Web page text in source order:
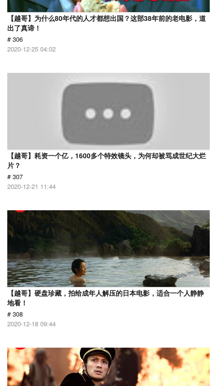
【越哥】为什么80年代的人才都想出国？这部38年前的老电影，道
出了真谛！
# 306
2020-12-25 04:02
【越哥】耗资一个亿，1600多个特效镜头，为何却被骂成世纪大烂
片？
# 307
2020-12-21 11:44
【越哥】硬盘珍藏，拍给成年人解压的日本电影，适合一个人静静
地看！
# 308
2020-12-18 09:44